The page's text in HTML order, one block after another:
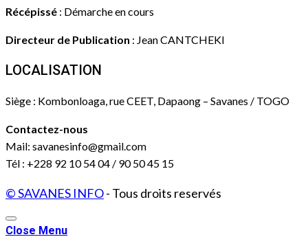
Récépissé : Démarche en cours
Directeur de Publication : Jean CANTCHEKI
LOCALISATION
Siège : Kombonloaga, rue CEET, Dapaong – Savanes / TOGO
Contactez-nous
Mail: savanesinfo@gmail.com
Tél : +228 92 10 54 04 / 90 50 45 15
© SAVANES INFO- Tous droits reservés
Close Menu